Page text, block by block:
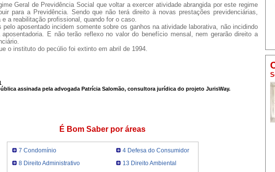
Geral de Previdência Social que voltar a exercer atividade abrangida por este regime
para a Previdência. Sendo que não terá direito à novas prestações previdenciárias,
a reabilitação profissional, quando for o caso.
aposentado incidem somente sobre os ganhos na atividade laborativa, não incidindo
E não terão reflexo no valor do benefício mensal, nem gerarão direito a
o instituto do pecúlio foi extinto em abril de 1994.
assinada pela advogada Patrícia Salomão, consultora jurídica do projeto JurisWay.
É Bom Saber por áreas
7 Condomínio
4 Defesa do Consumidor
8 Direito Administrativo
13 Direito Ambiental